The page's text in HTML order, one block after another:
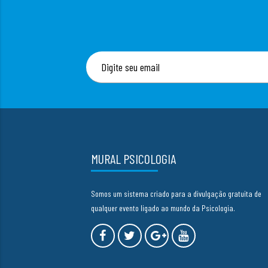
MURAL PSICOLOGIA
Somos um sistema criado para a divulgação gratuita de
qualquer evento ligado ao mundo da Psicologia.